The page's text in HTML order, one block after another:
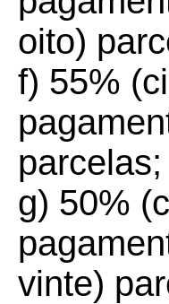
oito)
f) 55%
parcelas;
g) 50%
vinte)